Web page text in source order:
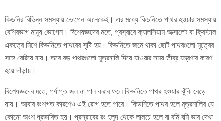
কিডনির বিভিন্ন সমস্যায় ভোগেন অনেকেই। এর মধ্যে কিডনিতে পাথর হওয়ার সমস্যায়
বেশিরভাগ মানুষ ভোগেন। বিশেষজ্ঞদের মতে, প্রস্রাবে ক্যালসিয়াম অক্সালেট বা ক্রিস্টাল
একত্রে মিশে কিডনিতে পাথরের সৃষ্টি হয়। কিডনিতে জমে থাকা ছোট পাথরগুলো মূত্রের
সঙ্গে বেরিয়ে যায়। তবে বড় পাথরগুলো মূত্রনালি দিয়ে যাওয়ার সময় তীব্র যন্ত্রণার কারণ
হয়ে দাঁড়ায়।
বিশেষজ্ঞদের মতে, পর্যাপ্ত জল না পান করার ফলে কিডনিতে পাথর হওয়ার ঝুঁকি বেড়ে
যায়। আবার বংশগত কারণেও এই রোগ হতে পারে। কিডনিতে পাথর হলে মূত্রনালির যে
কোনো অংশ প্রভাবিত হয়। প্রস্রাবের রং হলুদ থেকে লালচে হলে বা বমি বমি ভাব দেখা